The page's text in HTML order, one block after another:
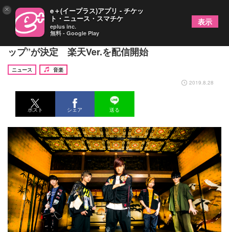
オメでたい頭でなにより、「鯛アップ」に“タイア
ップ”が決定 楽天Ver.を配信開始
ニュース
音楽
2019.8.28
ポスト シェア 送る
× e＋(イープラス)アプリ - チケッ
ト・ニュース・スマチケ
eplus inc.
無料 - Google Play
表示